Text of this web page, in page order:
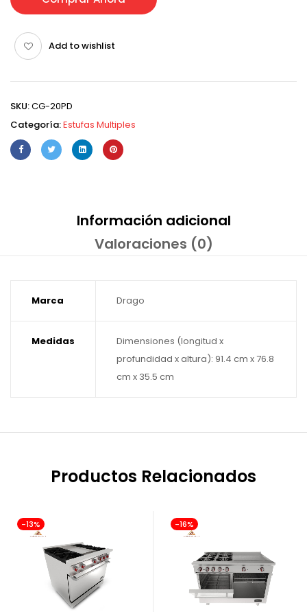
Add to wishlist
SKU:CG-20PD
Categoría:Estufas Multiples
Información adicional
Valoraciones (0)
Marca Drago
Medidas
Dimensiones (longitud x
profundidad x altura): 91.4 cm x 76.8
cm x 35.5 cm
Productos Relacionados
-13% -16%